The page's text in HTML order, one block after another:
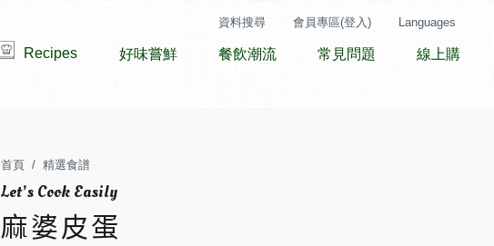
Recipes 好味嘗鮮 餐飲潮流 常見問題 線上購
資料搜尋 會員專區(登入) Languages
首頁 精選食譜
麻婆皮蛋